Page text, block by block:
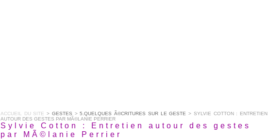
ACCUEIL DU SITE > GESTES >5.QUELQUES Ã©CRITURES SUR LE GESTE > SYLVIE COTTON : ENTRETIEN
AUTOUR DES GESTES PAR MÃ©LANIE PERRIER
Sylvie Cotton : Entretien autour des gestes
par MÃ©lanie Perrier